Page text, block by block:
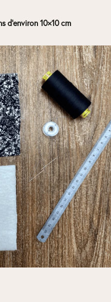
d’environ 10×10 cm